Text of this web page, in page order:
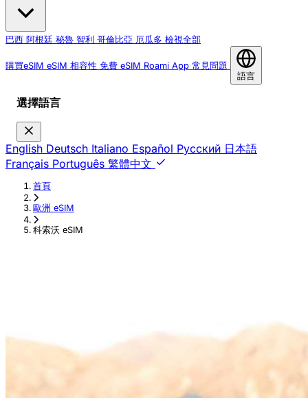
巴西 阿根廷 秘魯 智利 哥倫比亞 厄瓜多 檢視全部
購買eSIM eSIM 相容性 免費 eSIM Roami App 常見問題
語言
選擇語言
English Deutsch Italiano Español Русский 日本語
Français Português 繁體中文
首頁
›
歐洲 eSIM
›
科索沃 eSIM